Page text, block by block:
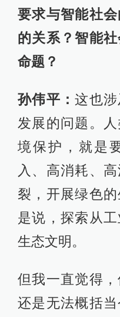
要求与智能社
的关系？智能
命题？
孙伟平：这也
发展的问题。
境保护，就是
入、高消耗、
裂，开展绿色
是说，探索从
生态文明。
但我一直觉得，
还是无法概括